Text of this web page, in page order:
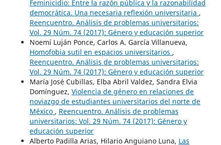
Feminicidio: Entre la razón pública y la razonabilidad
democrática. Una necesaria reflexión universitaria ,
Reencuentro. Análisis de problemas universitarios:
Vol. 29 Núm. 74 (2017): Género y educación superior
Noemí Luján Ponce, Carlos A. García Villanueva,
Homofobia sutil en espacios universitarios ,
Reencuentro. Análisis de problemas universitarios:
Vol. 29 Núm. 74 (2017): Género y educación superior
María José Cubillas, Elba Abril Valdez, Sandra Elvia
Domínguez, Violencia de género en relaciones de
noviazgo de estudiantes universitarios del norte de
México , Reencuentro. Análisis de problemas
universitarios: Vol. 29 Núm. 74 (2017): Género y
educación superior
Alberto Padilla Arias, Hilario Anguiano Luna, Las